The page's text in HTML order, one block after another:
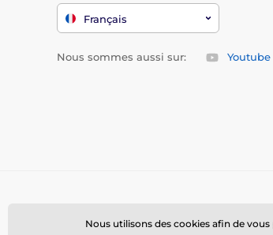
Français
Nous sommes aussi sur: Youtube
Nous utilisons des cookies afin de